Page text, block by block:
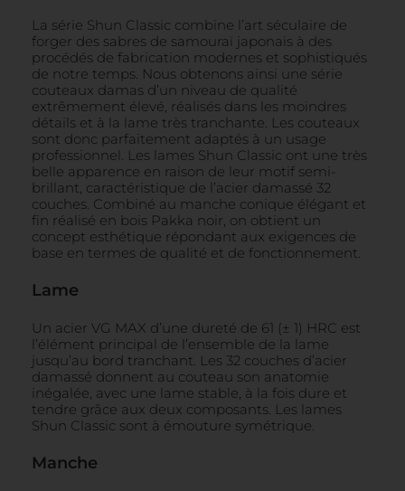
La série Shun Classic combine l’art séculaire de
forger des sabres de samouraï japonais à des
procédés de fabrication modernes et sophistiqués
de notre temps. Nous obtenons ainsi une série
couteaux damas d’un niveau de qualité
extrêmement élevé, réalisés dans les moindres
détails et à la lame très tranchante. Les couteaux
sont donc parfaitement adaptés à un usage
professionnel. Les lames Shun Classic ont une très
belle apparence en raison de leur motif semi-
brillant, caractéristique de l’acier damassé 32
couches. Combiné au manche conique élégant et
fin réalisé en bois Pakka noir, on obtient un
concept esthétique répondant aux exigences de
base en termes de qualité et de fonctionnement.
Lame
Un acier VG MAX d’une dureté de 61 (± 1) HRC est
l’élément principal de l’ensemble de la lame
jusqu’au bord tranchant. Les 32 couches d’acier
damassé donnent au couteau son anatomie
inégalée, avec une lame stable, à la fois dure et
tendre grâce aux deux composants. Les lames
Shun Classic sont à émouture symétrique.
Manche